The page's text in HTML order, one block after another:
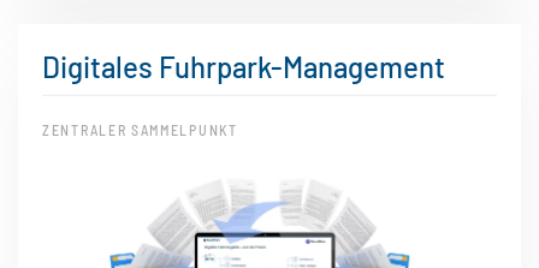
Digitales Fuhrpark-Management
ZENTRALER SAMMELPUNKT